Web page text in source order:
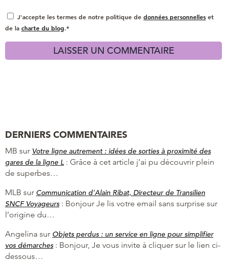
J'accepte les termes de notre politique de données personnelles et
de la charte du blog.*
DERNIERS COMMENTAIRES
MB sur Votre ligne autrement : idées de sorties à proximité des
gares de la ligne L : Grâce à cet article j’ai pu découvrir plein
de superbes…
MLB sur Communication d’Alain Ribat, Directeur de Transilien
SNCF Voyageurs : Bonjour Je lis votre email sans surprise sur
l’origine du…
Angelina sur Objets perdus : un service en ligne pour simplifier
vos démarches : Bonjour, Je vous invite à cliquer sur le lien ci-
dessous…